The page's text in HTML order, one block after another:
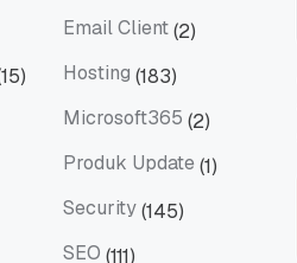
Email Client(2)
Hosting (183)
Microsoft365 (2)
Produk Update (1)
Security(145)
SEO (111)